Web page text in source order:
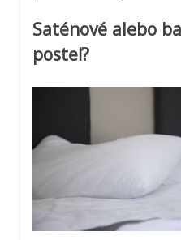
Saténové alebo
posteľ?